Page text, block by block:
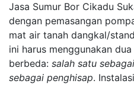
Jasa Sumur Bor Cikadu
dengan pemasangan
mat air tanah dangkal/
ini harus menggunakan
berbeda: salah satu
sebagai penghisap.